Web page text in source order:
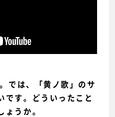
では、「黄ノ歌」のサ
です。どういったこと
ょうか。